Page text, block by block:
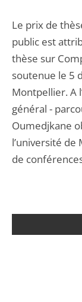
Le prix de
public est
thèse sur
soutenue le 5
Montpellier. A
général -
Oumedjkane
l’université
de